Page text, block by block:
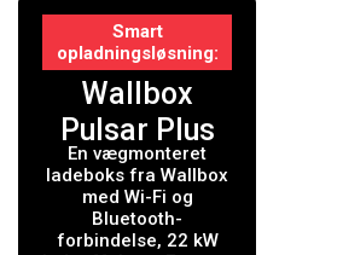
Smart
opladningsløsning
Wallbox
Pulsar Plus
ladeboks
med Wi-Fi, 22
kW, 7 meter,
En vægmonteret
ladeboks fra Wallbox
med Wi-Fi og
Bluetooth-
forbindelse, 22 kW